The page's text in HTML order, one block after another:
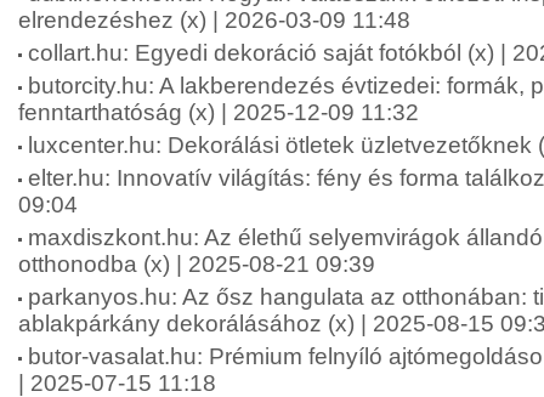
elrendezéshez (x) | 2026-03-09 11:48
collart.hu: Egyedi dekoráció saját fotókból (x) |
butorcity.hu: A lakberendezés évtizedei: formák,
fenntarthatóság (x) | 2025-12-09 11:32
luxcenter.hu: Dekorálási ötletek üzletvezetőknek
elter.hu: Innovatív világítás: fény és forma
09:04
maxdiszkont.hu: Az élethű selyemvirágok
otthonodba (x) | 2025-08-21 09:39
parkanyos.hu: Az ősz hangulata az otthonában:
ablakpárkány dekorálásához (x) | 2025-08-15
butor-vasalat.hu: Prémium felnyíló
| 2025-07-15 11:18